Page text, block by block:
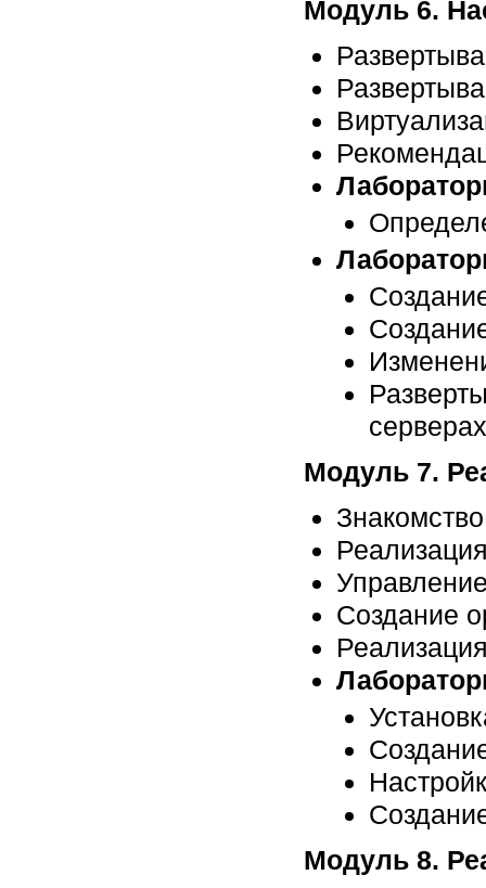
Модуль 6.
серверах
Модуль 7.
Создание
Модуль 8.